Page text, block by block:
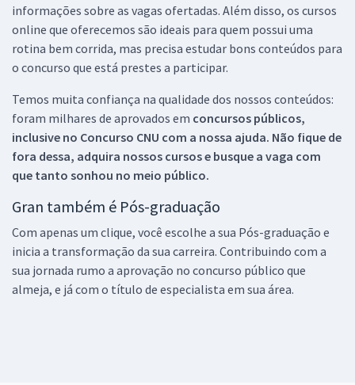
informações sobre as vagas ofertadas. Além disso, os cursos
online que oferecemos são ideais para quem possui uma
rotina bem corrida, mas precisa estudar bons conteúdos para
o concurso que está prestes a participar.
Temos muita confiança na qualidade dos nossos conteúdos:
foram milhares de aprovados em concursos públicos,
inclusive no Concurso CNU com a nossa ajuda. Não fique de
fora dessa, adquira nossos cursos e busque a vaga com
que tanto sonhou no meio público.
Gran também é Pós-graduação
Com apenas um clique, você escolhe a sua Pós-graduação e
inicia a transformação da sua carreira. Contribuindo com a
sua jornada rumo a aprovação no concurso público que
almeja, e já com o título de especialista em sua área.